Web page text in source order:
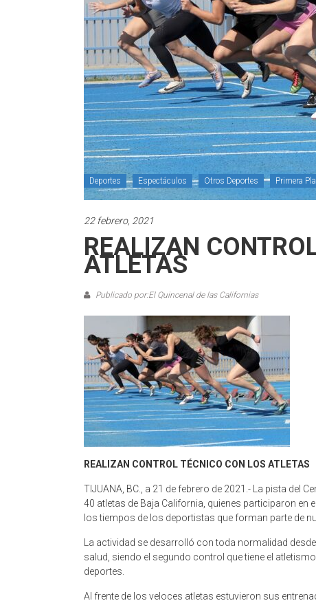
Deportes Espectáculos Otros Deportes Primera
22 febrero, 2021
REALIZAN
ATLETAS
Publicado por:El Quincenal de las Californias
REALIZAN CONTROL TÉCNICO CON LOS ATLETAS
TIJUANA, BC., a 21 de febrero de 2021.- La pista del
40 atletas de Baja California, quienes participaron
los tiempos de los deportistas que forman parte de
La actividad se desarrolló con toda normalidad
salud, siendo el segundo control que tiene el
deportes.
Al frente de los veloces atletas estuvieron sus